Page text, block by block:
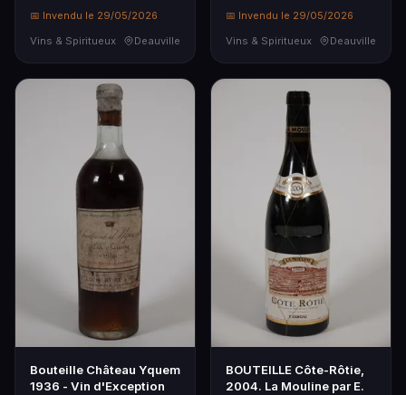
📅 Invendu le 29/05/2026
Vins & Spiritueux
Deauville
📅 Invendu le 29/05/2026
Vins & Spiritueux
Deauville
Bouteille Château Yquem
1936 - Vin d'Exception
BOUTEILLE Côte-Rôtie,
2004. La Mouline par E.